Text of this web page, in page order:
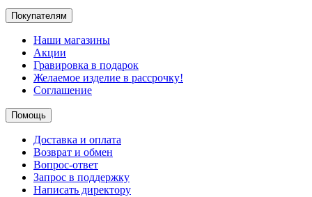
Покупателям
Наши магазины
Акции
Гравировка в подарок
Желаемое изделие в рассрочку!
Соглашение
Помощь
Доставка и оплата
Возврат и обмен
Вопрос-ответ
Запрос в поддержку
Написать директору